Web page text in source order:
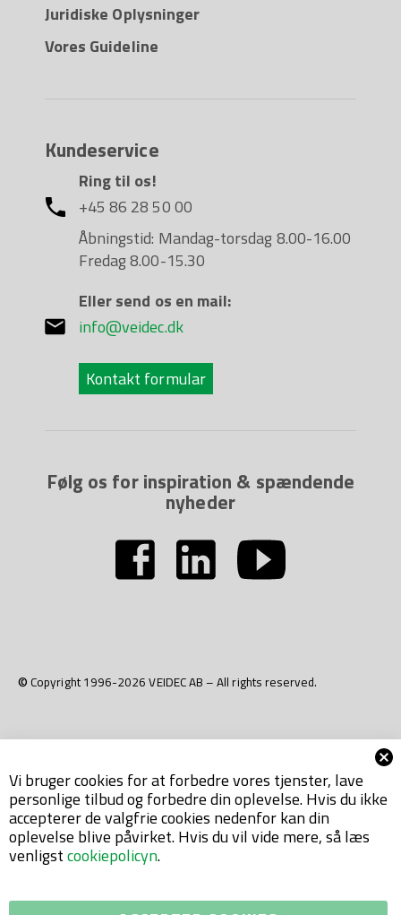
Juridiske Oplysninger
Vores Guideline
Kundeservice
Ring til os!
+45 86 28 50 00
Åbningstid: Mandag-torsdag 8.00-16.00
Fredag 8.00-15.30
Eller send os en mail:
info@veidec.dk
Kontakt formular
Følg os for inspiration & spændende
nyheder
© Copyright 1996-2026 VEIDEC AB – All rights reserved.
Vi bruger cookies for at forbedre vores tjenster, lave
personlige tilbud og forbedre din oplevelse. Hvis du ikke
accepterer de valgfrie cookies nedenfor kan din
oplevelse blive påvirket. Hvis du vil vide mere, så læs
venligstcookiepolicyn.